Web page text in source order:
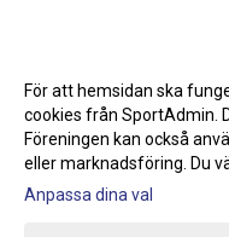
Gå till
För att hemsidan ska
cookies från SportAdmin.
Föreningen kan också
eller marknadsföring. Du
Anpassa dina val